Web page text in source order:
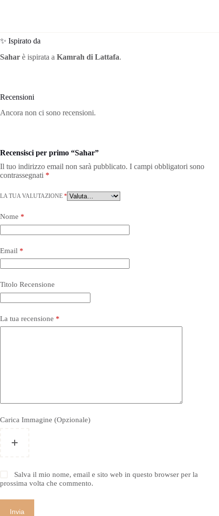
✨ Ispirato da
Sahar è ispirata a Kamrah di Lattafa.
Recensioni
Ancora non ci sono recensioni.
Recensisci per primo “Sahar”
Il tuo indirizzo email non sarà pubblicato. I campi obbligatori sono
contrassegnati *
LA TUA VALUTAZIONE *
Nome *
Email *
Titolo Recensione
La tua recensione *
Carica Immagine (Opzionale)
Salva il mio nome, email e sito web in questo browser per la
prossima volta che commento.
Invia